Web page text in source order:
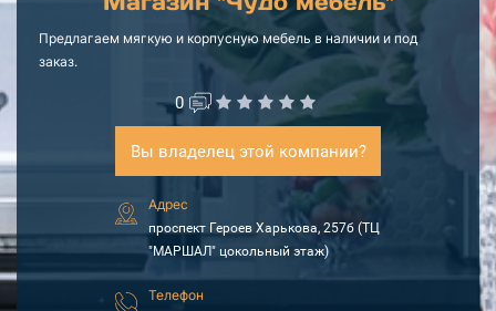
Предлагаем мягкую и корпусную мебель в наличии и под
заказ.
0
Вы владелец этой компании?
Адрес
проспект Героев Харькова, 257б (ТЦ
"МАРШАЛ" цокольный этаж)
Телефон